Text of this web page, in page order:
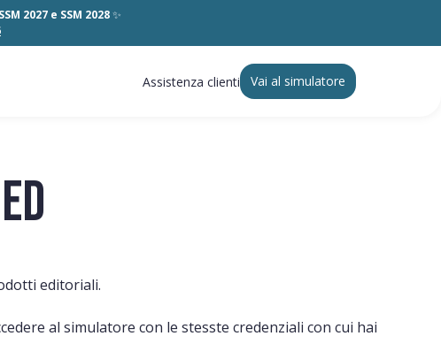
2027 e SSM 2028✨
Assistenza clienti Vai al simulatore
editoriali.
al simulatore con le stesste credenziali con cui hai